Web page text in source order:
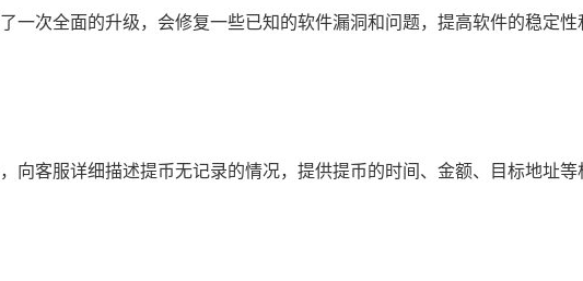
一次全面的升级，会修复一些已知的软件漏洞和问题，提高软件的稳定
向客服详细描述提币无记录的情况，提供提币的时间、金额、目标地址